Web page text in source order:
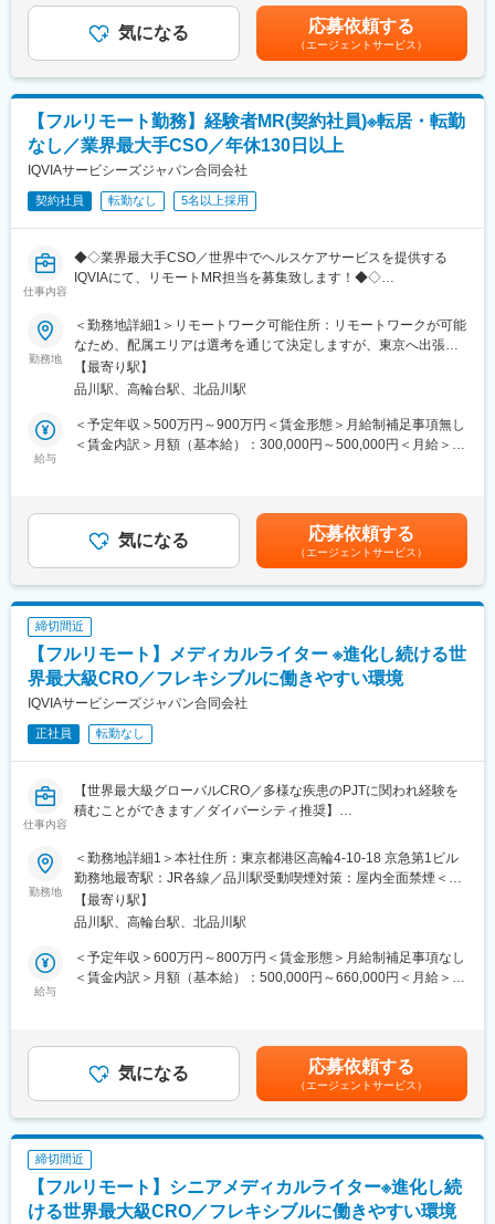
こそ実現ができていることであり、強みの部分です。
変更の範囲：会社の定める業務
担当者）とのリレーション構築
・医療従事者向けの説明会の企画・実施、医師同士のコミュニケ
ーション推進のための研究会・勉強会の立ち上げ、講演会の企
■CSO業界の動向：CSO業界の今後の動向としては今後のニーズ
が拡大していくことが見込まれます。メーカーMRの場合は新製品
の上市、競合品の出現、特許切れ、等によってMRの雇用が流動的
となるケースもありますが、ヘルスケアのマーケットで見た時に
は市場はかなりの拡大フェーズにございます。そのため、販売を
アウトソースする欧米的な手法が今後はベーシックなものとな
り、コントラクトMRとして息の長いキャリアを形成することがで
きるのです。
■当社について：当社は米国に本社を置き、世界100以上の国や地
び臨床試験サービスを提供する世界的なリーディングカンパニー
です。当社は、疾患領域、サイエンス、解析における長年の経験
や知識を生かして、様々なサービスを提供し続けています。
手当支給する。【補足】プロジェクト稼働手当(35,000円)、外勤
日当（1日1,500円／外勤3.5時間以上）■変動賞与制（6月・12
月・3月）※平均実績6ヶ月分■インセンティブ：3月（対象者）賃
金はあくまでも目安の金額であり、選考を通じて上下する可能性
があります。月給(月額)は固定手当を含めた表記です。
気になる 応募依頼する
（エージェントサービス）
【フルリモート勤務】経験者MR(契約社員)※転居・転勤
なし／業界最大手CSO／年休130日以上
IQVIAサービシーズジャパン合同会社
契約社員 転勤なし 5名以上採用
仕事内容
◆◇業界最大手CSO／世界中でヘルスケアサービスを提供する
IQVIAにて、リモートMR担当を募集致します！◆◇
【具体的な業務詳細】
国内トップクラスのプロジェクト受託実績を誇る当社の一員とし
て、医薬品PJなどを中心にリモートMRとしてクライアントビジ
ネス拡大に貢献していただきます。
具体的なプロジェクトは選考の過程でお伝えいたしますので、是
非お気軽にご応募くださいませ！
関与しています
・日本においても業界トップシェアを誇り、常時100以上のPJが
勤務地
＜勤務地詳細1＞リモートワーク可能住所：リモートワークが可能
なため、配属エリアは選考を通じて決定しますが、東京へ出張が
可能な方歓迎です。 受動喫煙対策：屋内全面禁煙＜勤務地詳細2
＞本社住所：東京都港区高輪4-10-18 京急第1ビル勤務地最寄駅：
定める事業所
【最寄り駅】
品川駅、高輪台駅、北品川駅
給与
＜予定年収＞500万円～900万円＜賃金形態＞月給制補足事項無し
＜賃金内訳＞月額（基本給）：300,000円～500,000円＜月給＞
ジェクト稼働手当(35,000円)、外勤日当（1日1,500円／外勤3.5時
間以上）■変動賞与制（6月・12月・3月）※平均実績6ヶ月分■イン
センティブ：3月（対象者）賃金はあくまでも目安の金額であり、
選考を通じて上下する可能性があります。月給(月額)は固定手当を
含めた表記です。
気になる 応募依頼する
（エージェントサービス）
締切間近
【フルリモート】メディカルライター ※進化し続ける世
界最大級CRO／フレキシブルに働きやすい環境
IQVIAサービシーズジャパン合同会社
正社員 転勤なし
仕事内容
【世界最大級グローバルCRO／多様な疾患のPJTに関われ経験を
積むことができます／ダイバーシティ推奨】
ます。
■仕事内容：
・臨床試験関連文書（治験実施計画書、治験総括報告書、コモン
テクニカルドキュメント等）の作成
・グローバル試験の治験実施計画書に対して日本要件を満たすた
めの修正版の作成
・製造販売後調査関連文書（安全性定期報告、再審査申請資料
■組織について
Medical Writing部門では、国内外の製薬会社・ベンチャー企業等
内の教育システムも充実しており、新規案件に対して専門的なア
プローチが可能な体制になっています。
■仕事の魅力：
勤務地
＜勤務地詳細1＞本社住所：東京都港区高輪4-10-18 京急第1ビル
勤務地最寄駅：JR各線／品川駅受動喫煙対策：屋内全面禁煙＜勤
務地詳細2＞全国住所：全国 ※希望勤務地はアドバイザーにお伝
えください。 受動喫煙対策：屋内全面禁煙変更の範囲：会社の定
【最寄り駅】
品川駅、高輪台駅、北品川駅
給与
＜予定年収＞600万円～800万円＜賃金形態＞月給制補足事項なし
＜賃金内訳＞月額（基本給）：500,000円～660,000円＜月給＞
績賞与：年1回賃金はあくまでも目安の金額であり、選考を通じて
上下する可能性があります。月給(月額)は固定手当を含めた表記で
す。
気になる 応募依頼する
（エージェントサービス）
締切間近
【フルリモート】シニアメディカルライター※進化し続
ける世界最大級CRO／フレキシブルに働きやすい環境